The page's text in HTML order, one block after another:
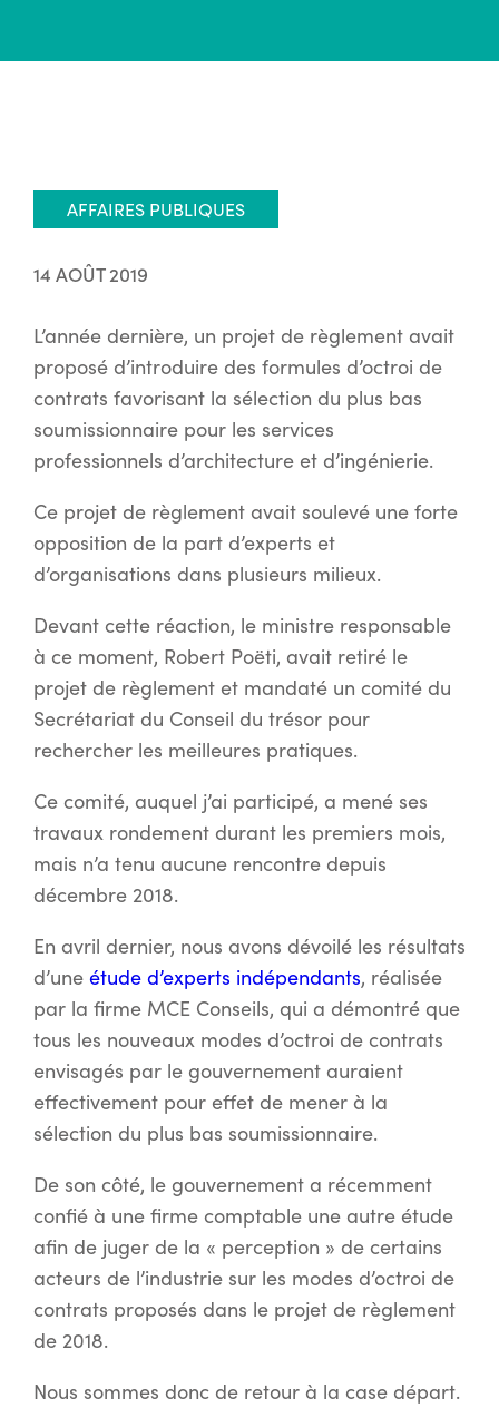
AFFAIRES PUBLIQUES
14 AOÛT 2019
L’année dernière, un projet de règlement avait
proposé d’introduire des formules d’octroi de
contrats favorisant la sélection du plus bas
soumissionnaire pour les services
professionnels d’architecture et d’ingénierie.
Ce projet de règlement avait soulevé une forte
opposition de la part d’experts et
d’organisations dans plusieurs milieux.
Devant cette réaction, le ministre responsable
à ce moment, Robert Poëti, avait retiré le
projet de règlement et mandaté un comité du
Secrétariat du Conseil du trésor pour
rechercher les meilleures pratiques.
Ce comité, auquel j’ai participé, a mené ses
travaux rondement durant les premiers mois,
mais n’a tenu aucune rencontre depuis
décembre 2018.
En avril dernier, nous avons dévoilé les résultats
d’une étude d’experts indépendants, réalisée
par la firme MCE Conseils, qui a démontré que
tous les nouveaux modes d’octroi de contrats
envisagés par le gouvernement auraient
effectivement pour effet de mener à la
sélection du plus bas soumissionnaire.
De son côté, le gouvernement a récemment
confié à une firme comptable une autre étude
afin de juger de la « perception » de certains
acteurs de l’industrie sur les modes d’octroi de
contrats proposés dans le projet de règlement
de 2018.
Nous sommes donc de retour à la case départ.